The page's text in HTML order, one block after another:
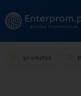
produtos